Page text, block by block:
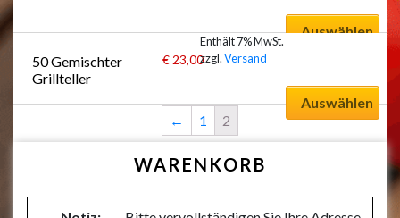
Auswählen
50 Gemischter
Grillteller
€ 23,00
Enthält 7% MwSt.
zzgl.Versand
Auswählen
←
1 2
WARENKORB